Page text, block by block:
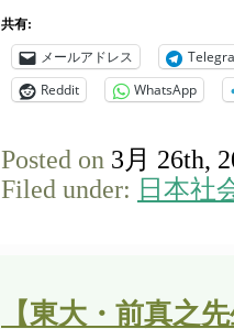
共有:
メールアドレス
Reddit
WhatsApp
Posted on 3月 26th,
Filed under: 日本社
【東大・前真之